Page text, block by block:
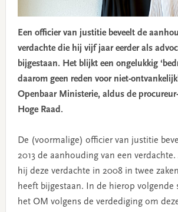
Een officier van justitie beveelt de
verdachte die hij vijf jaar eerder als
bijgestaan. Het blijkt een ongelukkig
daarom geen reden voor niet-
Openbaar Ministerie, aldus de
Hoge Raad.
De (voormalige) officier van justitie
2013 de aanhouding van een
hij deze verdachte in 2008 in twee
heeft bijgestaan. In de hierop volgende
het OM volgens de verdediging om